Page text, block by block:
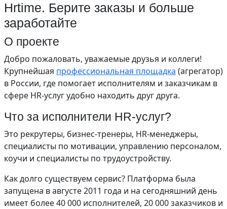
Hrtime. Берите заказы и больше
заработайте
О проекте
Добро пожаловать, уважаемые друзья и коллеги!
Крупнейшая профессиональная площадка (агрегатор)
в России, где помогает исполнителям и заказчикам в
сфере HR-услуг удобно находить друг друга.
Что за исполнители HR-услуг?
Это рекрутеры, бизнес-тренеры, HR-менеджеры,
специалисты по мотивации, управлению персоналом,
коучи и специалисты по трудоустройству.
Как долго существуем сервис? Платформа была
запущена в августе 2011 года и на сегодняшний день
имеет более 40 000 исполнителей, 20 000 заказчиков и